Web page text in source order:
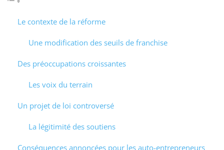
Le contexte de la réforme
Une modification des seuils de franchise
Des préoccupations croissantes
Les voix du terrain
Un projet de loi controversé
La légitimité des soutiens
Conséquences annoncées pour les auto-entrepreneurs